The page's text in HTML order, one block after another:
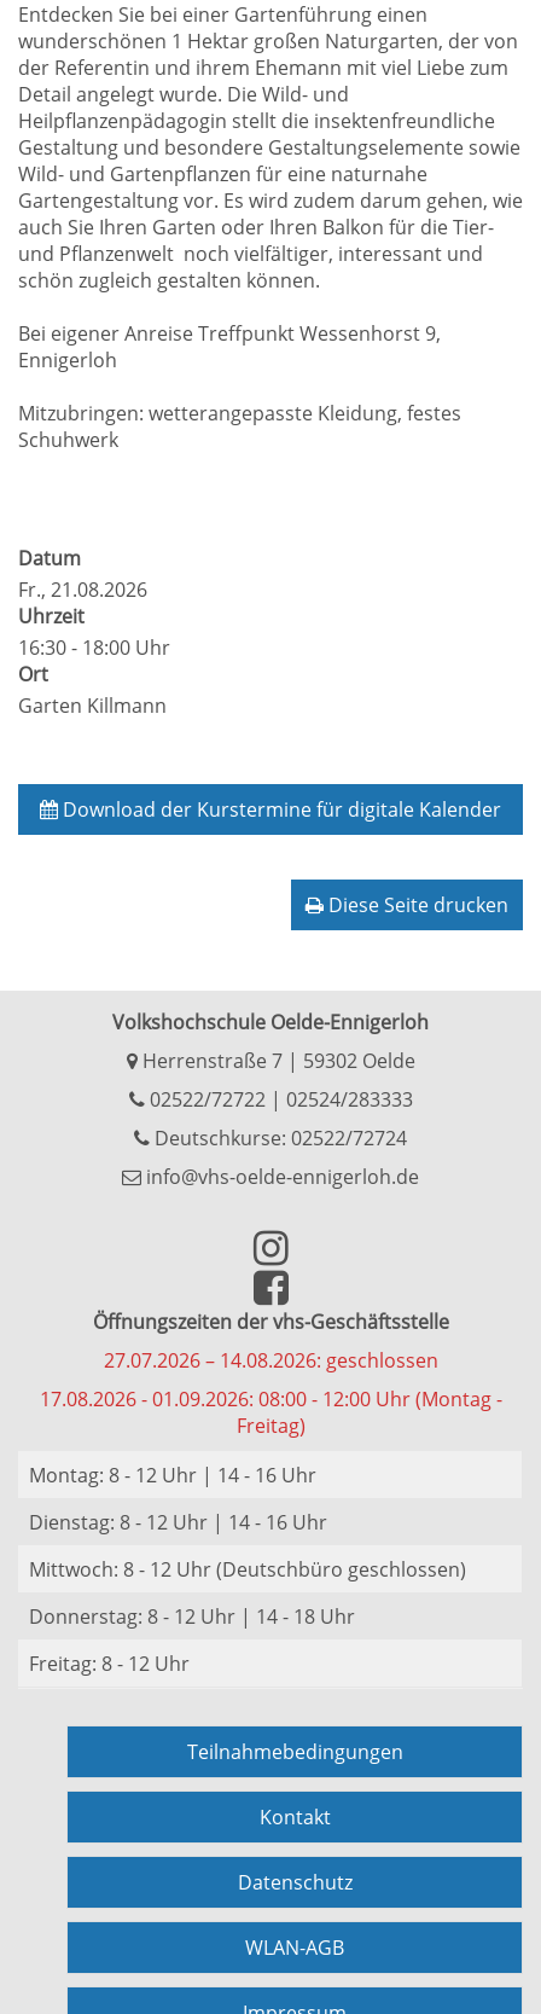
Entdecken Sie bei einer Gartenführung einen
wunderschönen 1 Hektar großen Naturgarten, der von
der Referentin und ihrem Ehemann mit viel Liebe zum
Detail angelegt wurde. Die Wild- und
Heilpflanzenpädagogin stellt die insektenfreundliche
Gestaltung und besondere Gestaltungselemente sowie
Wild- und Gartenpflanzen für eine naturnahe
Gartengestaltung vor. Es wird zudem darum gehen, wie
auch Sie Ihren Garten oder Ihren Balkon für die Tier-
und Pflanzenwelt noch vielfältiger, interessant und
schön zugleich gestalten können.
Bei eigener Anreise Treffpunkt Wessenhorst 9,
Ennigerloh
Mitzubringen: wetterangepasste Kleidung, festes
Schuhwerk
Datum
Fr., 21.08.2026
Uhrzeit
16:30 - 18:00 Uhr
Ort
Garten Killmann
Download der Kurstermine für digitale Kalender
Diese Seite drucken
Volkshochschule Oelde-Ennigerloh
Herrenstraße 7 | 59302 Oelde
02522/72722| 02524/283333
Deutschkurse: 02522/72724
info@vhs-oelde-ennigerloh.de
Öffnungszeiten der vhs-Geschäftsstelle
27.07.2026 – 14.08.2026: geschlossen
17.08.2026 - 01.09.2026: 08:00 - 12:00 Uhr (Montag -
Freitag)
Montag: 8 - 12 Uhr | 14 - 16 Uhr
Dienstag: 8 - 12 Uhr | 14 - 16 Uhr
Mittwoch: 8 - 12 Uhr (Deutschbüro geschlossen)
Donnerstag: 8 - 12 Uhr | 14 - 18 Uhr
Freitag: 8 - 12 Uhr
Teilnahmebedingungen
Kontakt
Datenschutz
WLAN-AGB